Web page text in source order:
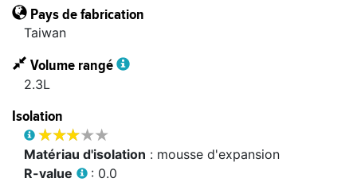
Pays de fabrication
Taiwan
Volume rangé
2.3L
Isolation


matériau d'isolation : mousse d'expansion
R-value
: 0.0